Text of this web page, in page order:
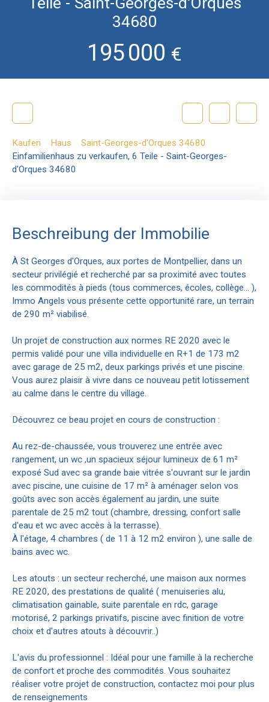
34680
195 000 €
Kaufen Haus
Saint-Georges-d'Orques 34680
Einfamilienhaus zu verkaufen, 6 Teile - Saint-Georges-
d'Orques 34680
Beschreibung der Immobilie
À St Georges d'Orques, aux portes de Montpellier, dans un
secteur privilégié et recherché par sa proximité avec toutes
les commodités à pieds (tous commerces, écoles, collège… ),
Immo Angels vous présente cette opportunité rare, un terrain
de 290 m² viabilisé.
Un projet de construction aux normes RE 2020 avec le
permis validé pour une villa individuelle en R+1 de 173 m2
avec garage de 25 m2, deux parkings privés et une piscine.
Vous aurez plaisir à vivre dans ce nouveau petit lotissement
au calme dans le centre du village.
Découvrez ce beau projet en cours de construction :
Au rez-de-chaussée, vous trouverez une entrée avec
rangement, un wc ,un spacieux séjour lumineux de 61 m²
exposé Sud avec sa grande baie vitrée s'ouvrant sur le jardin
avec piscine, une cuisine de 17 m² à aménager selon vos
goûts avec son accès également au jardin, une suite
parentale de 25 m2 tout (chambre, dressing, confort salle
d'eau et wc avec accès à la terrasse).
À l'étage, 4 chambres ( de 11 à 12 m2 environ ), une salle de
bains avec wc.
Les atouts : un secteur recherché, une maison aux normes
RE 2020, des prestations de qualité ( menuiseries alu,
climatisation gainable, suite parentale en rdc, garage
motorisé, 2 parkings privatifs, piscine avec finition de votre
choix et d'autres atouts à découvrir..)
L'avis du professionnel : Idéal pour une famille à la recherche
de confort et proche des commodités. Vous souhaitez
réaliser votre projet de construction, contactez moi pour plus
de renseignements